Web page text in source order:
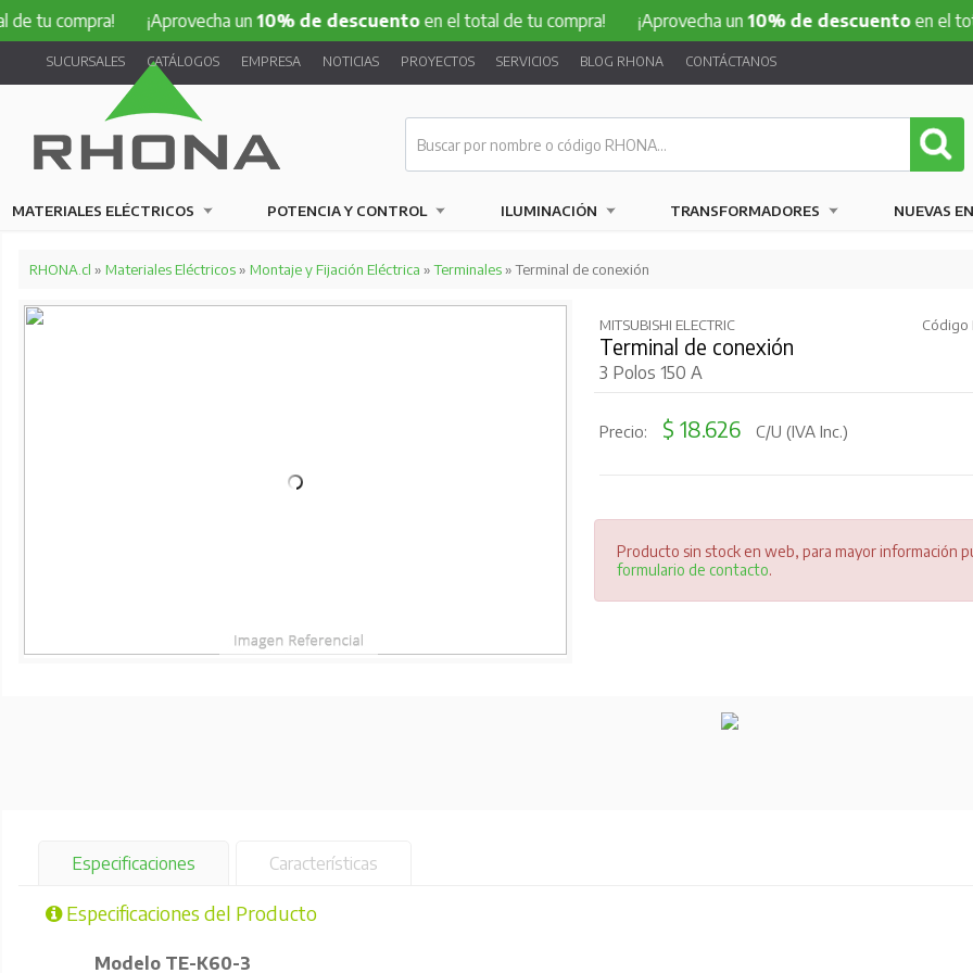
¡Aprovecha un10% de descuentoen el total de tu compra! ¡Aprovecha un10% de descuentoen el total de tu
SUCURSALES CATÁLOGOS EMPRESA NOTICIAS PROYECTOS SERVICIOS BLOG RHONA CONTÁCTANOS
MATERIALES ELÉCTRICOS POTENCIA Y CONTROL ILUMINACIÓN TRANSFORMADORES NUEVAS
RHONA.cl » Materiales Eléctricos» Montaje y Fijación Eléctrica »Terminales» Terminal de conexión
MITSUBISHI ELECTRIC Código
Terminal de conexión
3 Polos 150 A
Precio: $ 18.626 C/U (IVA Inc.)
Producto sin stock en web, para mayor información
formulario de contacto.
Especificaciones Características
Especificaciones del Producto
Modelo TE-K60-3